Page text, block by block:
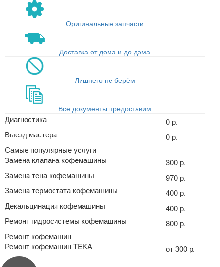
Оригинальные запчасти
Доставка от дома и до дома
Лишнего не берём
Все документы предоставим
Диагностика
0 р.
Выезд мастера
0 р.
Самые популярные услуги
Замена клапана кофемашины
300 р.
Замена тена кофемашины
970 р.
Замена термостата кофемашины
400 р.
Декальцинация кофемашины
400 р.
Ремонт гидросистемы кофемашины
800 р.
Ремонт кофемашин
Ремонт кофемашин TEKA
от 300 р.